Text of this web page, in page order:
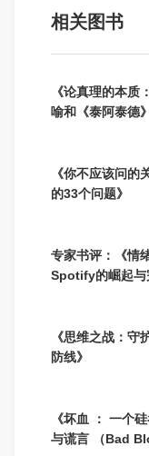
相关图书
《论真理的本质
喻和《泰阿泰德
《你不应该问的
的33个问题》
专家书评：《情
Spotify的崛起与
《思维之战：守
防线》
《坏血 ： 一个
与谎言 （Bad